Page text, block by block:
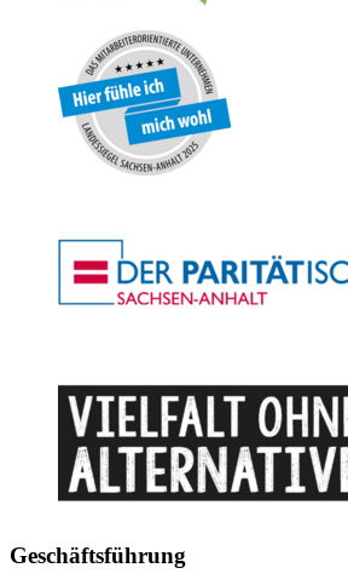
Geschäftsführung